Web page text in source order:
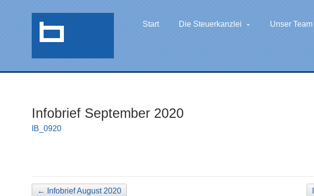
Start Die Steuerkanzlei Unser Team
Infobrief September 2020
IB_0920
← Infobrief August 2020